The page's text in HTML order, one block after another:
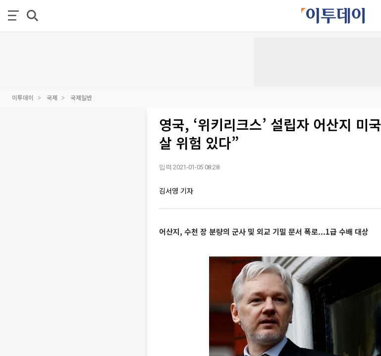
이투데이 국제 국제일반
영국, ‘위키리크스’ 설립자 어산지 미
살 위험 있다”
입력 2021-01-05 08:28
김서영 기자
어산지, 수천 장 분량의 군사 및 외교 기밀 문서 폭로...1급 수배 대상